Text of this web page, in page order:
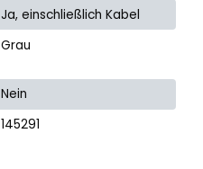
Ja, einschließlich Kabel
Grau
Nein
145291